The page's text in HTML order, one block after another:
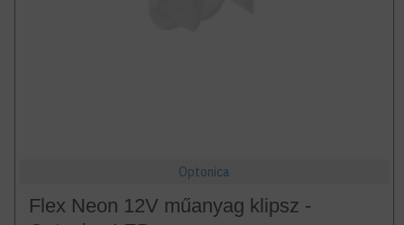
Optonica
Flex Neon 12V műanyag klipsz -